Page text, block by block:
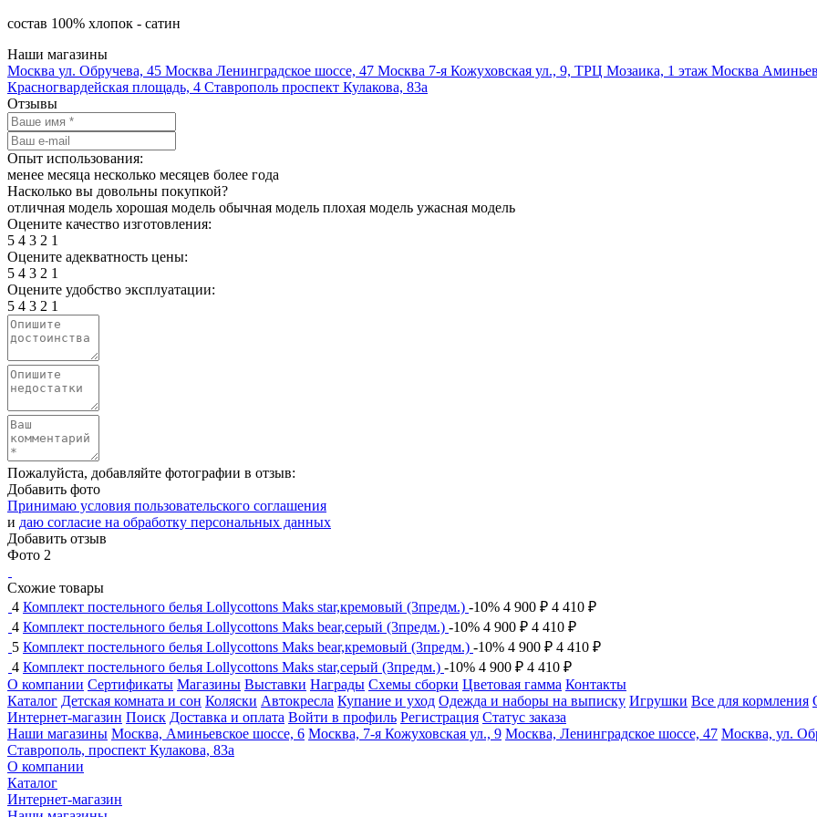
состав 100% хлопок - сатин
Наши магазины
Москва ул. Обручева, 45 Москва Ленинградское шоссе, 47 Москва 7-я Кожуховская ул., 9, ТРЦ Мозаика, 1 этаж Москва
Красногвардейская площадь, 4 Ставрополь проспект Кулакова, 83а
Отзывы
Опыт использования:
менее месяца несколько месяцев более года
Насколько вы довольны покупкой?
отличная модель хорошая модель обычная модель плохая модель ужасная модель
Оцените качество изготовления:
5 4 3 2 1
Оцените адекватность цены:
5 4 3 2 1
Оцените удобство эксплуатации:
5 4 3 2 1
Пожалуйста, добавляйте фотографии в отзыв:
Добавить фото
Принимаю условия пользовательского соглашения
и даю согласие на обработку персональных данных
Добавить отзыв
Фото 2
Схожие товары
4 Комплект постельного белья Lollycottons Maks star,кремовый (3предм.) -10% 4 900 ₽ 4 410 ₽
4 Комплект постельного белья Lollycottons Maks bear,серый (3предм.) -10% 4 900 ₽ 4 410 ₽
5 Комплект постельного белья Lollycottons Maks bear,кремовый (3предм.) -10% 4 900 ₽ 4 410 ₽
4 Комплект постельного белья Lollycottons Maks star,серый (3предм.) -10% 4 900 ₽ 4 410 ₽
О компании Сертификаты Магазины Выставки Награды Схемы сборки Цветовая гамма Контакты
Каталог Детская комната и сон Коляски Автокресла Купание и уход Одежда и наборы на выписку Игрушки Все для кормления
Интернет-магазин Поиск Доставка и оплата Войти в профиль Регистрация Статус заказа
Наши магазины Москва, Аминьевское шоссе, 6 Москва, 7-я Кожуховская ул., 9 Москва, Ленинградское шоссе, 47 Москва, ул.
Ставрополь, проспект Кулакова, 83а
О компании
Каталог
Интернет-магазин